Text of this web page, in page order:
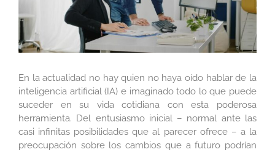
En la actualidad no hay quien no haya oído hablar de la
inteligencia artificial (IA) e imaginado todo lo que puede
suceder en su vida cotidiana con esta poderosa
herramienta. Del entusiasmo inicial – normal ante las
casi infinitas posibilidades que al parecer ofrece – a la
preocupación sobre los cambios que a futuro podrían